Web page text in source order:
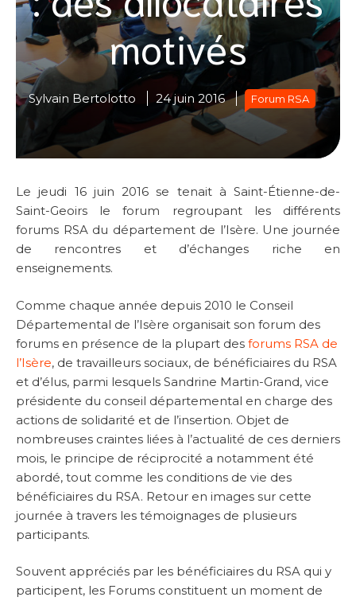
motivés
Sylvain Bertolotto 24 juin 2016 Forum RSA
Le jeudi 16 juin 2016 se tenait à Saint-Étienne-de-
Saint-Geoirs le forum regroupant les différents
forums RSA du département de l’Isère. Une journée
de rencontres et d’échanges riche en
enseignements.
Comme chaque année depuis 2010 le Conseil
Départemental de l’Isère organisait son forum des
forums en présence de la plupart des forums RSA de
l’Isère, de travailleurs sociaux, de bénéficiaires du RSA
et d’élus, parmi lesquels Sandrine Martin-Grand, vice
présidente du conseil départemental en charge des
actions de solidarité et de l’insertion. Objet de
nombreuses craintes liées à l’actualité de ces derniers
mois, le principe de réciprocité a notamment été
abordé, tout comme les conditions de vie des
bénéficiaires du RSA. Retour en images sur cette
journée à travers les témoignages de plusieurs
participants.
Souvent appréciés par les bénéficiaires du RSA qui y
participent, les Forums constituent un moment de